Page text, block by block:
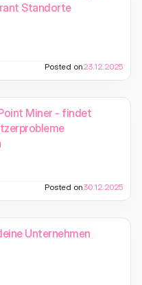
Standorte
Posted on23.12.2025
Miner - findet
Posted on30.12.2025
Unternehmen